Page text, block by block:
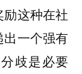
这种在社
一个强有
歧是必要